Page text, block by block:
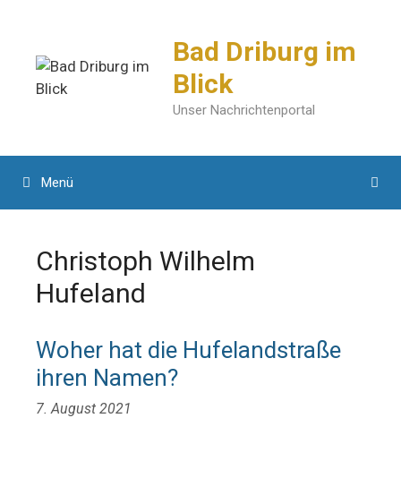
springen
Bad Driburg im
Blick
Unser Nachrichtenportal
Menü
Christoph Wilhelm
Hufeland
Woher hat die Hufelandstraße
ihren Namen?
7. August 2021